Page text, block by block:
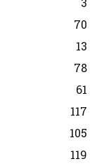
70
13
78
61
117
105
119